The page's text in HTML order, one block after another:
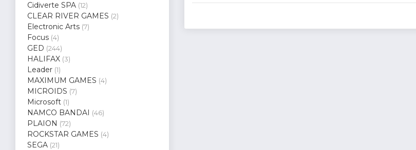
Cidiverte SPA (12)
CLEAR RIVER GAMES (2)
Electronic Arts (7)
Focus (4)
GED (244)
HALIFAX (3)
Leader (1)
MAXIMUM GAMES (4)
MICROIDS (7)
Microsoft (1)
NAMCO BANDAI (46)
PLAION (72)
ROCKSTAR GAMES (4)
SEGA (21)